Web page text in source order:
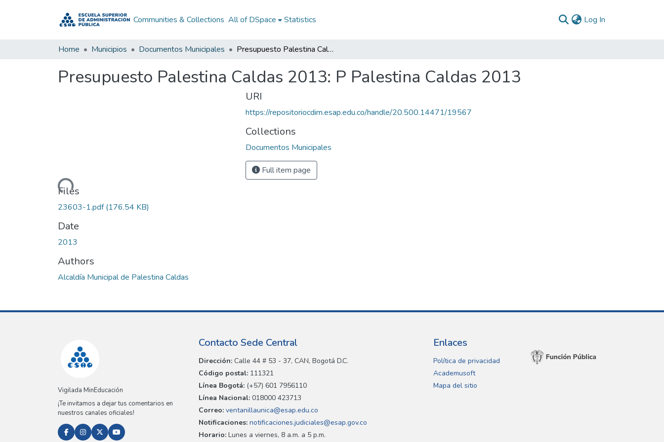
Communities & Collections All of DSpace Statistics Log In
Home Municipios Documentos Municipales Presupuesto Palestina Caldas 2013: P Palestina Caldas 2013
Presupuesto Palestina Caldas 2013: P Palestina Caldas 2013
Loading...
Files
23603-1.pdf(176.54 KB)
Date
2013
Authors
Alcaldía Municipal de Palestina Caldas
URI
https://repositoriocdim.esap.edu.co/handle/20.500.14471/19567
Collections
Documentos Municipales
Full item page
Vigilada MinEducación
¡Te invitamos a dejar tus comentarios en
nuestros canales oficiales!
Contacto Sede Central
Dirección: Calle 44 # 53 - 37, CAN, Bogotá D.C.
Código postal: 111321
Línea Bogotá: (+57) 601 7956110
Línea Nacional: 018000 423713
Correo: ventanillaunica@esap.edu.co
Notificaciones: notificaciones.judiciales@esap.gov.co
Horario: Lunes a viernes, 8 a.m. a 5 p.m.
Enlaces
Política de privacidad
Academusoft
Mapa del sitio